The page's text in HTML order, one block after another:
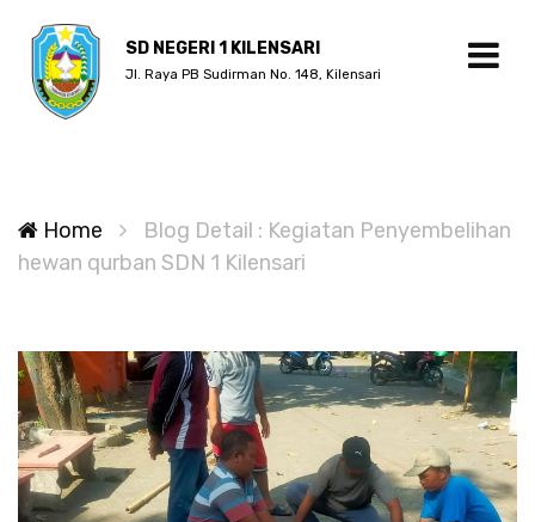
SD NEGERI 1 KILENSARI
Jl. Raya PB Sudirman No. 148, Kilensari
Home
Blog Detail : Kegiatan Penyembelihan
hewan qurban SDN 1 Kilensari